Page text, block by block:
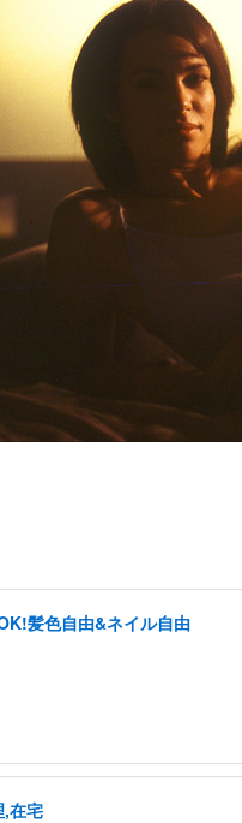
髪色自由&ネイル自由
,在宅